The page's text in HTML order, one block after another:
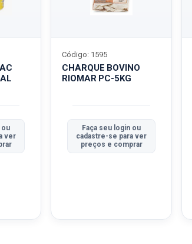
ou
ver
CHARQUE BOVINO
RIOMAR PC-5KG
Código: 1595
Faça seu login ou
cadastre-se para ver
preços e comprar